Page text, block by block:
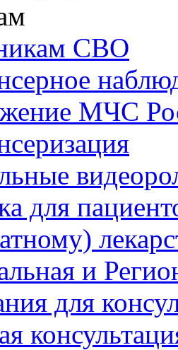
СВО
МЧС
для
и
для